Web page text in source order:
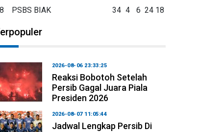
PSBS BIAK 34 4 6 24 18
2026-08-06 23:33:25
Reaksi Bobotoh Setelah
Persib Gagal Juara Piala
Presiden 2026
2026-08-07 11:05:44
Jadwal Lengkap Persib Di